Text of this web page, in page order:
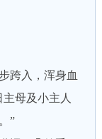
跨入，浑身血
母及小主人
”